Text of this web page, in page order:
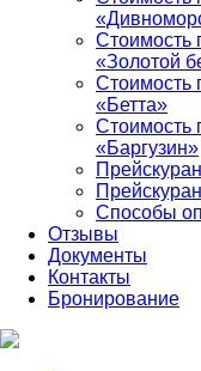
Стоимость
«Золотой
Стоимость
«Бетта»
Стоимость
«Баргузин»
Способы
Отзывы
Документы
Контакты
Бронирование